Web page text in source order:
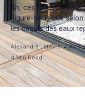
Ah, ces fuites de
Figure-vous que selon
les dégâts des eaux
Alexandre Lefèvre Avril
4 Min Read